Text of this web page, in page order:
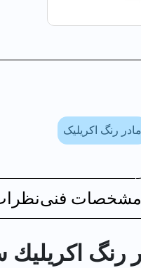
مادر رنگ اکریلیک
مشخصات فنی
اكريليك سبز